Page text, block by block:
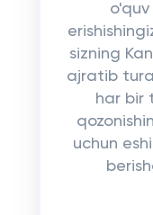
sizning
ajratib
har bir
uchun